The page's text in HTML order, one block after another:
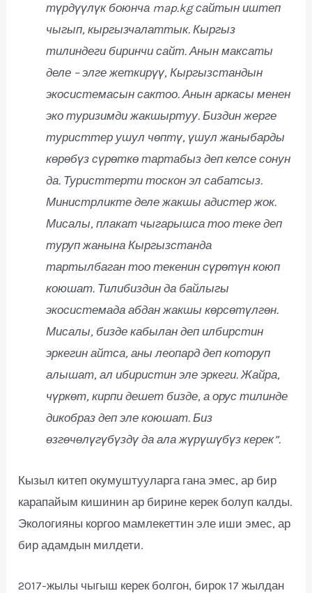
түрдүүлүк боюнча map.kg сайтын иштеп
чыгып, кыргызчалаттык. Кыргыз
тилиндеги биринчи сайт. Анын максаты
деле – элге жеткирүү, Кыргызстандын
экосистемасын сактоо. Анын аркасы менен
эко туризимди жакшыртуу. Биздин жерге
туристтер ушул чөптү, үшул жаныбарды
көрөбүз сүрөткө тартабыз деп келсе сонун
да. Туристтерти тоскон эл сабатсыз.
Министрликте деле жакшы адистер жок.
Мисалы, плакат чыгарышса тоо теке деп
туруп жанына Кыргызстанда
тартылбаган тоо текенин сүрөтүн коюп
коюшат. Тилибиздин да байлыгы
экосистемада абдан жакшы көрсөтүлгөн.
Мисалы, бизде кабылан деп илбирстин
эркегин айтса, аны леопард деп которуп
алышат, ал ибиристин эле эркеги. Жайра,
чүркөт, кирпи дешет бизде, а орус тилинде
дикобраз деп эле коюшат. Биз
өзгөчөлүгүбүздү да ала жүрүшүбүз керек”.
Кызыл китеп окумуштууларга гана эмес, ар бир
карапайым кишинин ар бирине керек болуп калды.
Экологияны коргоо мамлекеттин эле иши эмес, ар
бир адамдын милдети.
2017-жылы чыгыш керек болгон, бирок 17 жылдан